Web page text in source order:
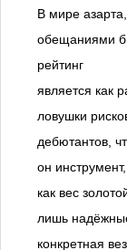
В мире
обещаниями
рейтинг
является как
ловушки
дебютантов,
он
как вес
лишь
конкретная